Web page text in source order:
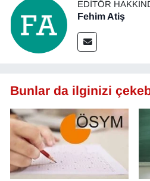
EDITÖR
Fehim Atiş
Bunlar da ilginizi